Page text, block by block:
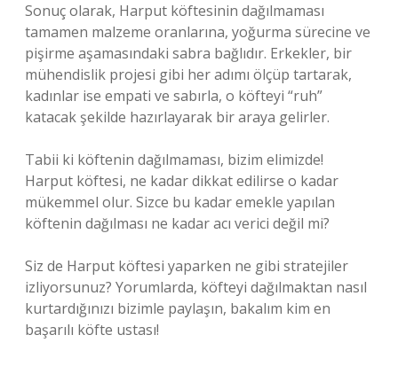
Sonuç olarak, Harput köftesinin dağılmaması
tamamen malzeme oranlarına, yoğurma sürecine ve
pişirme aşamasındaki sabra bağlıdır. Erkekler, bir
mühendislik projesi gibi her adımı ölçüp tartarak,
kadınlar ise empati ve sabırla, o köfteyi “ruh”
katacak şekilde hazırlayarak bir araya gelirler.
Tabii ki köftenin dağılmaması, bizim elimizde!
Harput köftesi, ne kadar dikkat edilirse o kadar
mükemmel olur. Sizce bu kadar emekle yapılan
köftenin dağılması ne kadar acı verici değil mi?
Siz de Harput köftesi yaparken ne gibi stratejiler
izliyorsunuz? Yorumlarda, köfteyi dağılmaktan nasıl
kurtardığınızı bizimle paylaşın, bakalım kim en
başarılı köfte ustası!